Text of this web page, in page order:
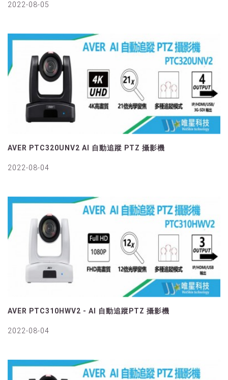
2022-08-05
AVER PTC320UNV2 AI 自動追蹤 PTZ 攝影機
2022-08-04
AVER PTC310HWV2 - AI 自動追蹤PTZ 攝影機
2022-08-04